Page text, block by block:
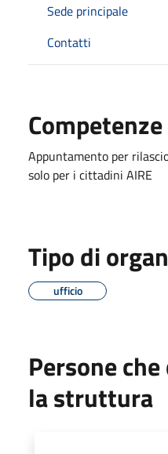
Sede principale
Contatti
Competenze
Appuntamento per
solo per i cittadini AIRE
Tipo di
ufficio
Persone
la struttura